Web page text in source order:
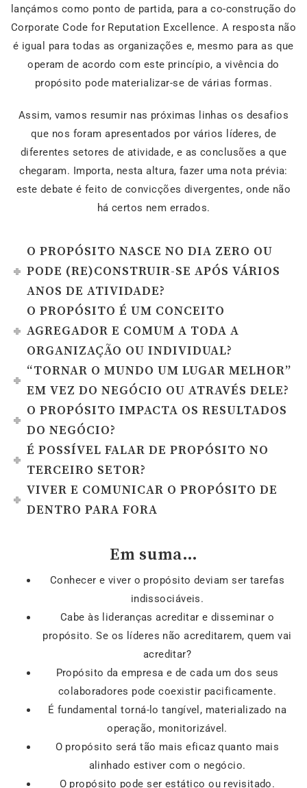
lançámos como ponto de partida, para a co-construção do
Corporate Code for Reputation Excellence. A resposta não
é igual para todas as organizações e, mesmo para as que
operam de acordo com este princípio, a vivência do
propósito pode materializar-se de várias formas.
Assim, vamos resumir nas próximas linhas os desafios
que nos foram apresentados por vários líderes, de
diferentes setores de atividade, e as conclusões a que
chegaram. Importa, nesta altura, fazer uma nota prévia:
este debate é feito de convicções divergentes, onde não
há certos nem errados.
O PROPÓSITO NASCE NO DIA ZERO OU
PODE (RE)CONSTRUIR-SE APÓS VÁRIOS
ANOS DE ATIVIDADE?
O PROPÓSITO É UM CONCEITO
AGREGADOR E COMUM A TODA A
ORGANIZAÇÃO OU INDIVIDUAL?
“TORNAR O MUNDO UM LUGAR MELHOR”
EM VEZ DO NEGÓCIO OU ATRAVÉS DELE?
O PROPÓSITO IMPACTA OS RESULTADOS
DO NEGÓCIO?
É POSSÍVEL FALAR DE PROPÓSITO NO
TERCEIRO SETOR?
VIVER E COMUNICAR O PROPÓSITO DE
DENTRO PARA FORA
Em suma…
Conhecer e viver o propósito deviam ser tarefas
indissociáveis.
Cabe às lideranças acreditar e disseminar o
propósito. Se os líderes não acreditarem, quem vai
acreditar?
Propósito da empresa e de cada um dos seus
colaboradores pode coexistir pacificamente.
É fundamental torná-lo tangível, materializado na
operação, monitorizável.
O propósito será tão mais eficaz quanto mais
alinhado estiver com o negócio.
O propósito pode ser estático ou revisitado.